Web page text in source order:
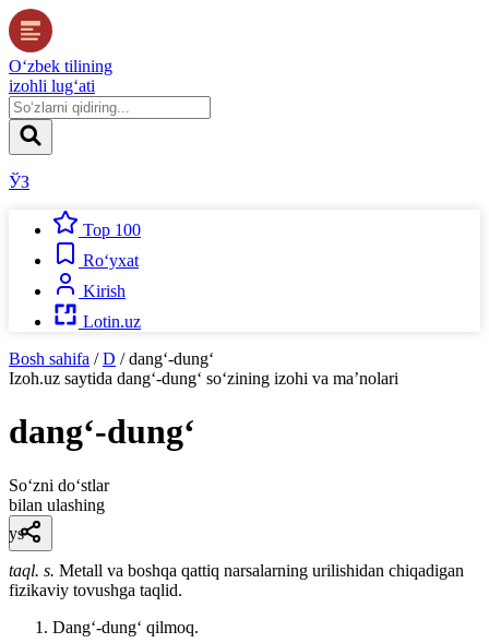
O‘zbek tilining
izohli lug‘ati
ЎЗ
Top 100
Ro‘yxat
Kirish
Lotin.uz
Bosh sahifa / D / dang‘-dung‘
Izoh.uz saytida dang‘-dung‘ so‘zining izohi va ma’nolari
dang‘-dung‘
So‘zni do‘stlar
bilan ulashing
ys
taql. s. Metall va boshqa qattiq narsalarning urilishidan chiqadigan
fizikaviy tovushga taqlid.
Dangʻ-dungʻ qilmoq.